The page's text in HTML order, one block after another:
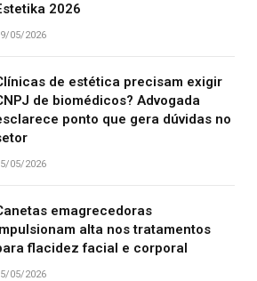
2026
05/2026
de estética precisam exigir
de biomédicos? Advogada
ponto que gera dúvidas no
05/2026
emagrecedoras
alta nos tratamentos
flacidez facial e corporal
05/2026